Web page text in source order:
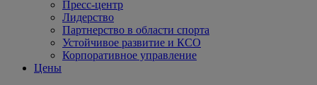
Пресс-центр
Лидерство
Партнерство в области спорта
Устойчивое развитие и КСО
Корпоративное управление
Цены